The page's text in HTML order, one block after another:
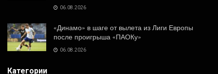
06.08.2026
«Динамо» в шаге от вылета из Лиги Европы
после проигрыша «ПАОКу»
06.08.2026
Категории